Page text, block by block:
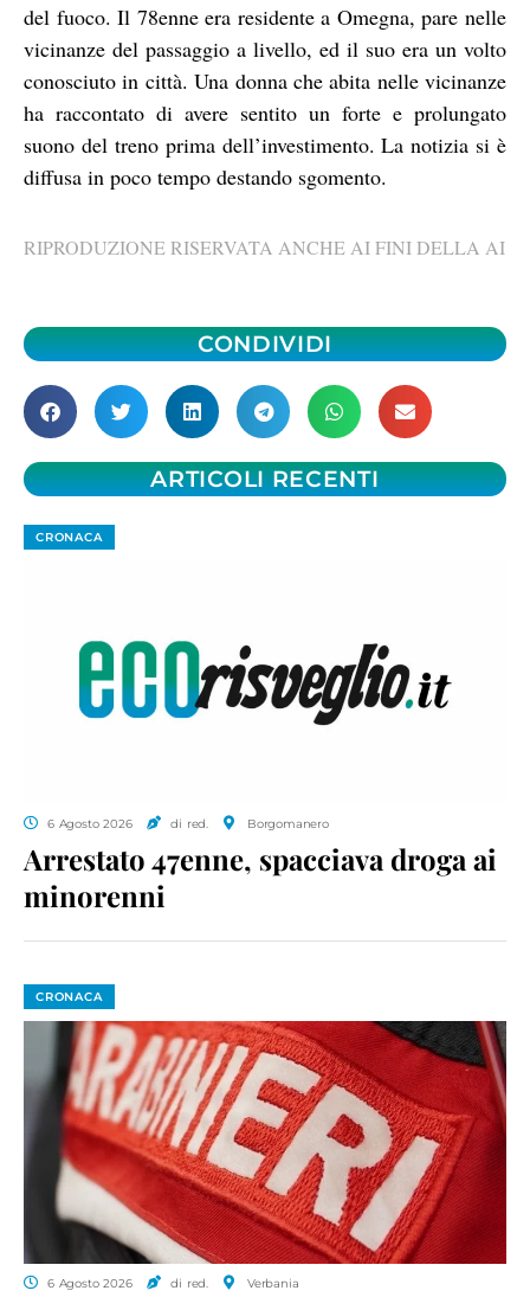
del fuoco. Il 78enne era residente a Omegna, pare nelle
vicinanze del passaggio a livello, ed il suo era un volto
conosciuto in città. Una donna che abita nelle vicinanze
ha raccontato di avere sentito un forte e prolungato
suono del treno prima dell’investimento. La notizia si è
diffusa in poco tempo destando sgomento.
RIPRODUZIONE RISERVATA ANCHE AI FINI DELLA AI
CONDIVIDI
ARTICOLI RECENTI
CRONACA
6 Agosto 2026 di red. Borgomanero
Arrestato 47enne, spacciava droga ai
minorenni
CRONACA
6 Agosto 2026 di red. Verbania